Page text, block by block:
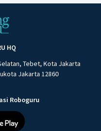
HQ
Tebet, Kota Jakarta
Jakarta 12860
Roboguru